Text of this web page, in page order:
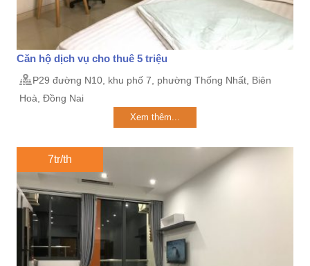
Căn hộ dịch vụ cho thuê 5 triệu
P29 đường N10, khu phố 7, phường Thống Nhất, Biên
Hoà, Đồng Nai
Xem thêm...
7tr/th